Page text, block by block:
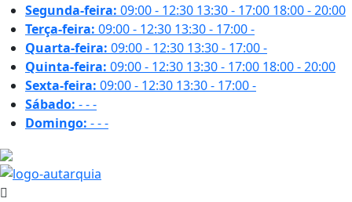
Segunda-feira: 09:00 - 12:30 13:30 - 17:00 18:00 - 20:00
Terça-feira: 09:00 - 12:30 13:30 - 17:00-
Quarta-feira: 09:00 - 12:30 13:30 - 17:00-
Quinta-feira: 09:00 - 12:30 13:30 - 17:00 18:00 - 20:00
Sexta-feira: 09:00 - 12:30 13:30 - 17:00-
Sábado: ---
Domingo: ---